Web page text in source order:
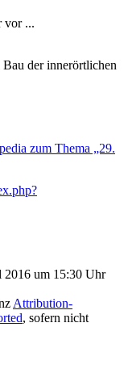
vor ...
Bau der innerörtlichen
zum Thema „29.
2016 um 15:30 Uhr
Attribution-
, sofern nicht